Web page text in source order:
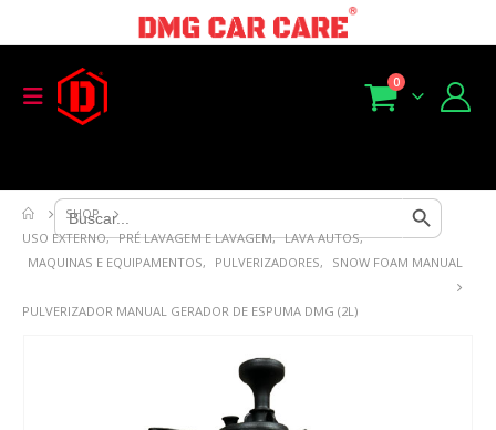
Search
for:
Search Button
0
SHOP
USO EXTERNO, PRÉ LAVAGEM E LAVAGEM, LAVA AUTOS,
MAQUINAS E EQUIPAMENTOS, PULVERIZADORES, SNOW FOAM MANUAL
PULVERIZADOR MANUAL GERADOR DE ESPUMA DMG (2L)